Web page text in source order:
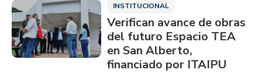
INSTITUCIONAL
Verifican avance de obras
del futuro Espacio TEA
en San Alberto,
financiado por ITAIPU